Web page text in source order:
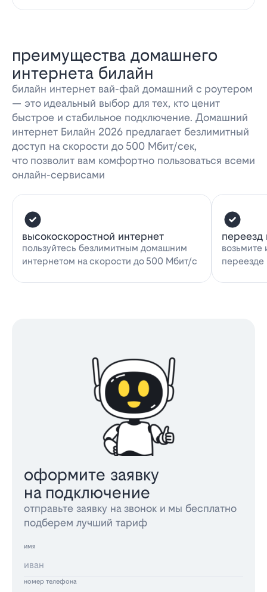
преимущества домашнего
интернета билайн
билайн интернет вай-фай домашний с роутером
— это идеальный выбор для тех, кто ценит
быстрое и стабильное подключение. Домашний
интернет Билайн 2026 предлагает безлимитный
доступ на скорости до 500 Мбит/сек,
что позволит вам комфортно пользоваться всеми
онлайн-сервисами
высокоскоростной интернет
пользуйтесь безлимитным домашним
интернетом на скорости до 500 Мбит/с
переезд
возьмите
переезде
оформите заявку
на подключение
отправьте заявку на звонок и мы бесплатно
подберем лучший тариф
имя
номер телефона